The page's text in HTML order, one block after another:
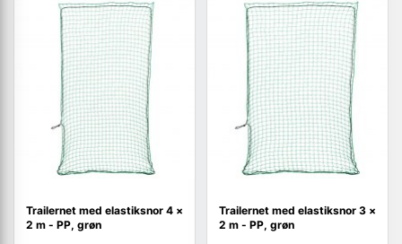
Trailernet med elastiksnor 4 ×
2 m - PP, grøn
Trailernet med elastiksnor 3 ×
2 m - PP, grøn